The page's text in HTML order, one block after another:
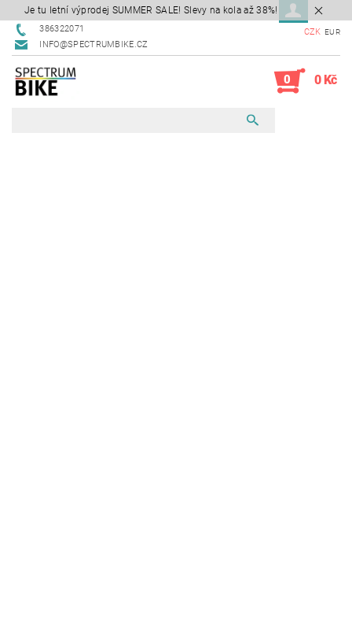
Je tu letní výprodej SUMMER SALE! Slevy na kola až 38%!
386322071
INFO@SPECTRUMBIKE.CZ
CZK EUR
0 0 Kč